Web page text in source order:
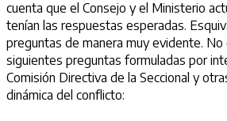
cuenta que el Consejo y el Ministerio
tenían las respuestas esperadas.
preguntas de manera muy evidente. No
siguientes preguntas formuladas por
Comisión Directiva de la Seccional y
dinámica del conflicto: